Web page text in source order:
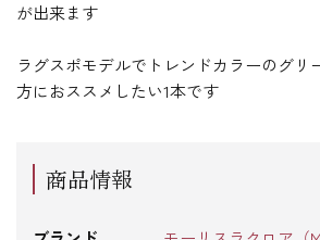
が出来ます
ラグスポモデルでトレンドカラーのグリ
方におススメしたい1本です
商品情報